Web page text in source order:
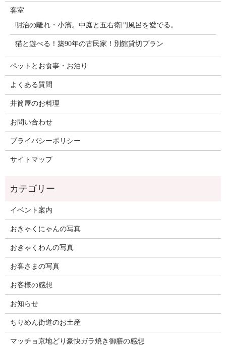
客室
明治の離れ・小濱。中庭と五右衛門風呂を愛でる。
猫と遊べる！築90年の古民家！別館貸切プラン
ペットとお食事・お泊り
よくある質問
井筒屋のお料理
お問い合わせ
プライバシーポリシー
サイトマップ
イベント案内
おきゃくにゃんの写真
おきゃくわんの写真
お客さまの写真
お客様の感想
お知らせ
ちりめん街道のお土産
マッチョ京地どり豪快ガラ焼き御膳の感想